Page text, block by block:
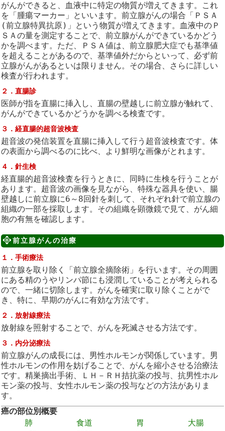
がんができると、血液中に特定の物質が増えてきます。これ
を「腫瘍マーカー」といいます。前立腺がんの場合「ＰＳＡ
(前立腺特異抗原)」という物質が増えてきます。血液中のＰ
ＳＡの量を測定することで、前立腺がんができているかどう
かを調べます。ただ、ＰＳＡ値は、前立腺肥大症でも基準値
を超えることがあるので、基準値外だからといって、必ず前
立腺がんがあるといは限りません。その場合、さらに詳しい
検査が行われます。
２．直腸診
医師が指を直腸に挿入し、直腸の壁越しに前立腺が触れて、
がんができているかどうかを調べる検査です。
３．経直腸的超音波検査
超音波の発信装置を直腸に挿入して行う超音波検査です。体
の表面から調べるのに比べ、より鮮明な画像がとれます。
４．針生検
経直腸的超音波検査を行うときに、同時に生検を行うことが
あります。超音波の画像を見ながら、特殊な器具を使い、腸
壁越しに前立腺に6～8回針を刺して、それぞれ針で前立腺の
組織の一部を採取します。その組織を顕微鏡で見て、がん細
胞の有無を確認します。
前立腺がんの治療
１．手術療法
前立腺を取り除く「前立腺全摘除術」を行います。その周囲
にある精のうやリンパ節にも浸潤していることが考えられる
ので、一緒に切除します。がんを確実に取り除くことがで
き、特に、早期のがんに有効な方法です。
２．放射線療法
放射線を照射することで、がんを死滅させる方法です。
３．内分泌療法
前立腺がんの成長には、男性ホルモンが関係しています。男
性ホルモンの作用を妨げることで、がんを縮小させる治療法
です。精巣摘出手術、ＬＨ－ＲＨ拮抗薬の投与、抗男性ホル
モン薬の投与、女性ホルモン薬の投与などの方法がありま
す。
癌の部位別概要
肺
食道 胃
大腸